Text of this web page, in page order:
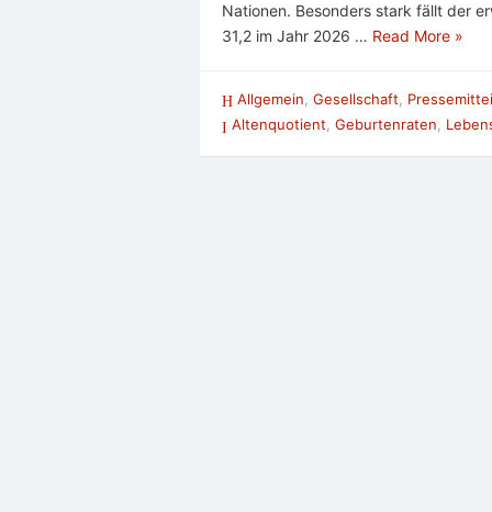
Nationen. Besonders stark fällt der
31,2 im Jahr 2026 … Read More »
Allgemein Gesellschaft
Altenquotient, Geburtenraten,